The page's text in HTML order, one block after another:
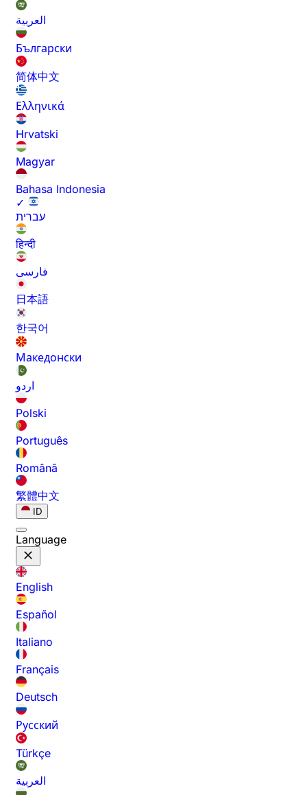
العربية
Български
简体中文
Ελληνικά
Hrvatski
Magyar
Bahasa Indonesia
✓
עברית
हिन्दी
فارسی
日本語
한국어
Македонски
اردو
Polski
Português
Română
繁體中文
ID
Language
English
Español
Italiano
Français
Deutsch
Русский
Türkçe
العربية